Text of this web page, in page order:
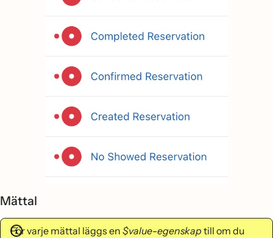
Mättal
För varje mättal läggs en $value-egenskap till om du